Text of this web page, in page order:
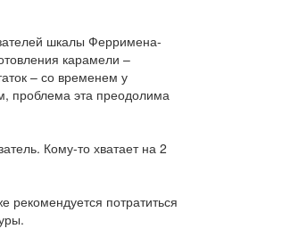
шкалы Ферримена-
карамели –
– со временем у
проблема эта преодолима
Кому-то хватает на 2
рекомендуется потратиться